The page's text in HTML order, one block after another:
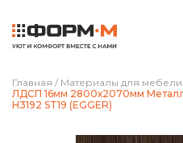
Главная / Материалы для мебели
ЛДСП 16мм 2800х2070мм
H3192 ST19 (EGGER)